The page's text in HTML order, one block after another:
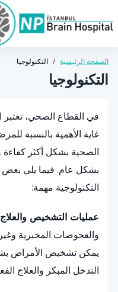
الصفحة الرئيسية / التكنولوجيا
التكنولوجيا
في القطاع الصحي، تعتبر
غاية الأهمية بالنسبة
الصحية بشكل أكثر كفاءة
بشكل عام. فيما يلي بعض
التكنولوجية مهمة:
عمليات التشخيص
والفحوصات المخبرية
يمكن تشخيص الأمراض
التدخل المبكر والعلاج